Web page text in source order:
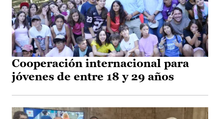
Cooperación internacional para
jóvenes de entre 18 y 29 años